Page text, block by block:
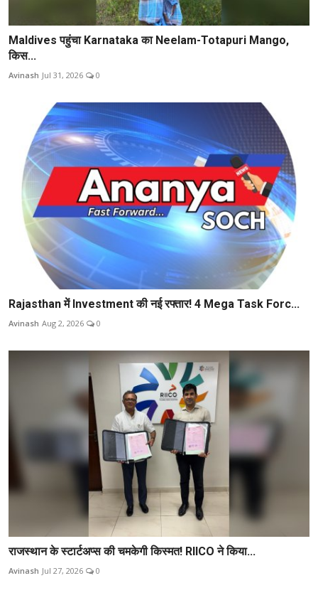
Maldives पहुंचा Karnataka का Neelam-Totapuri Mango,
किस...
Avinash Jul 31, 2026 0
Rajasthan में Investment की नई रफ्तार! 4 Mega Task Forc...
Avinash Aug 2, 2026 0
राजस्थान के स्टार्टअप्स की चमकेगी किस्मत! RIICO ने किया...
Avinash Jul 27, 2026 0